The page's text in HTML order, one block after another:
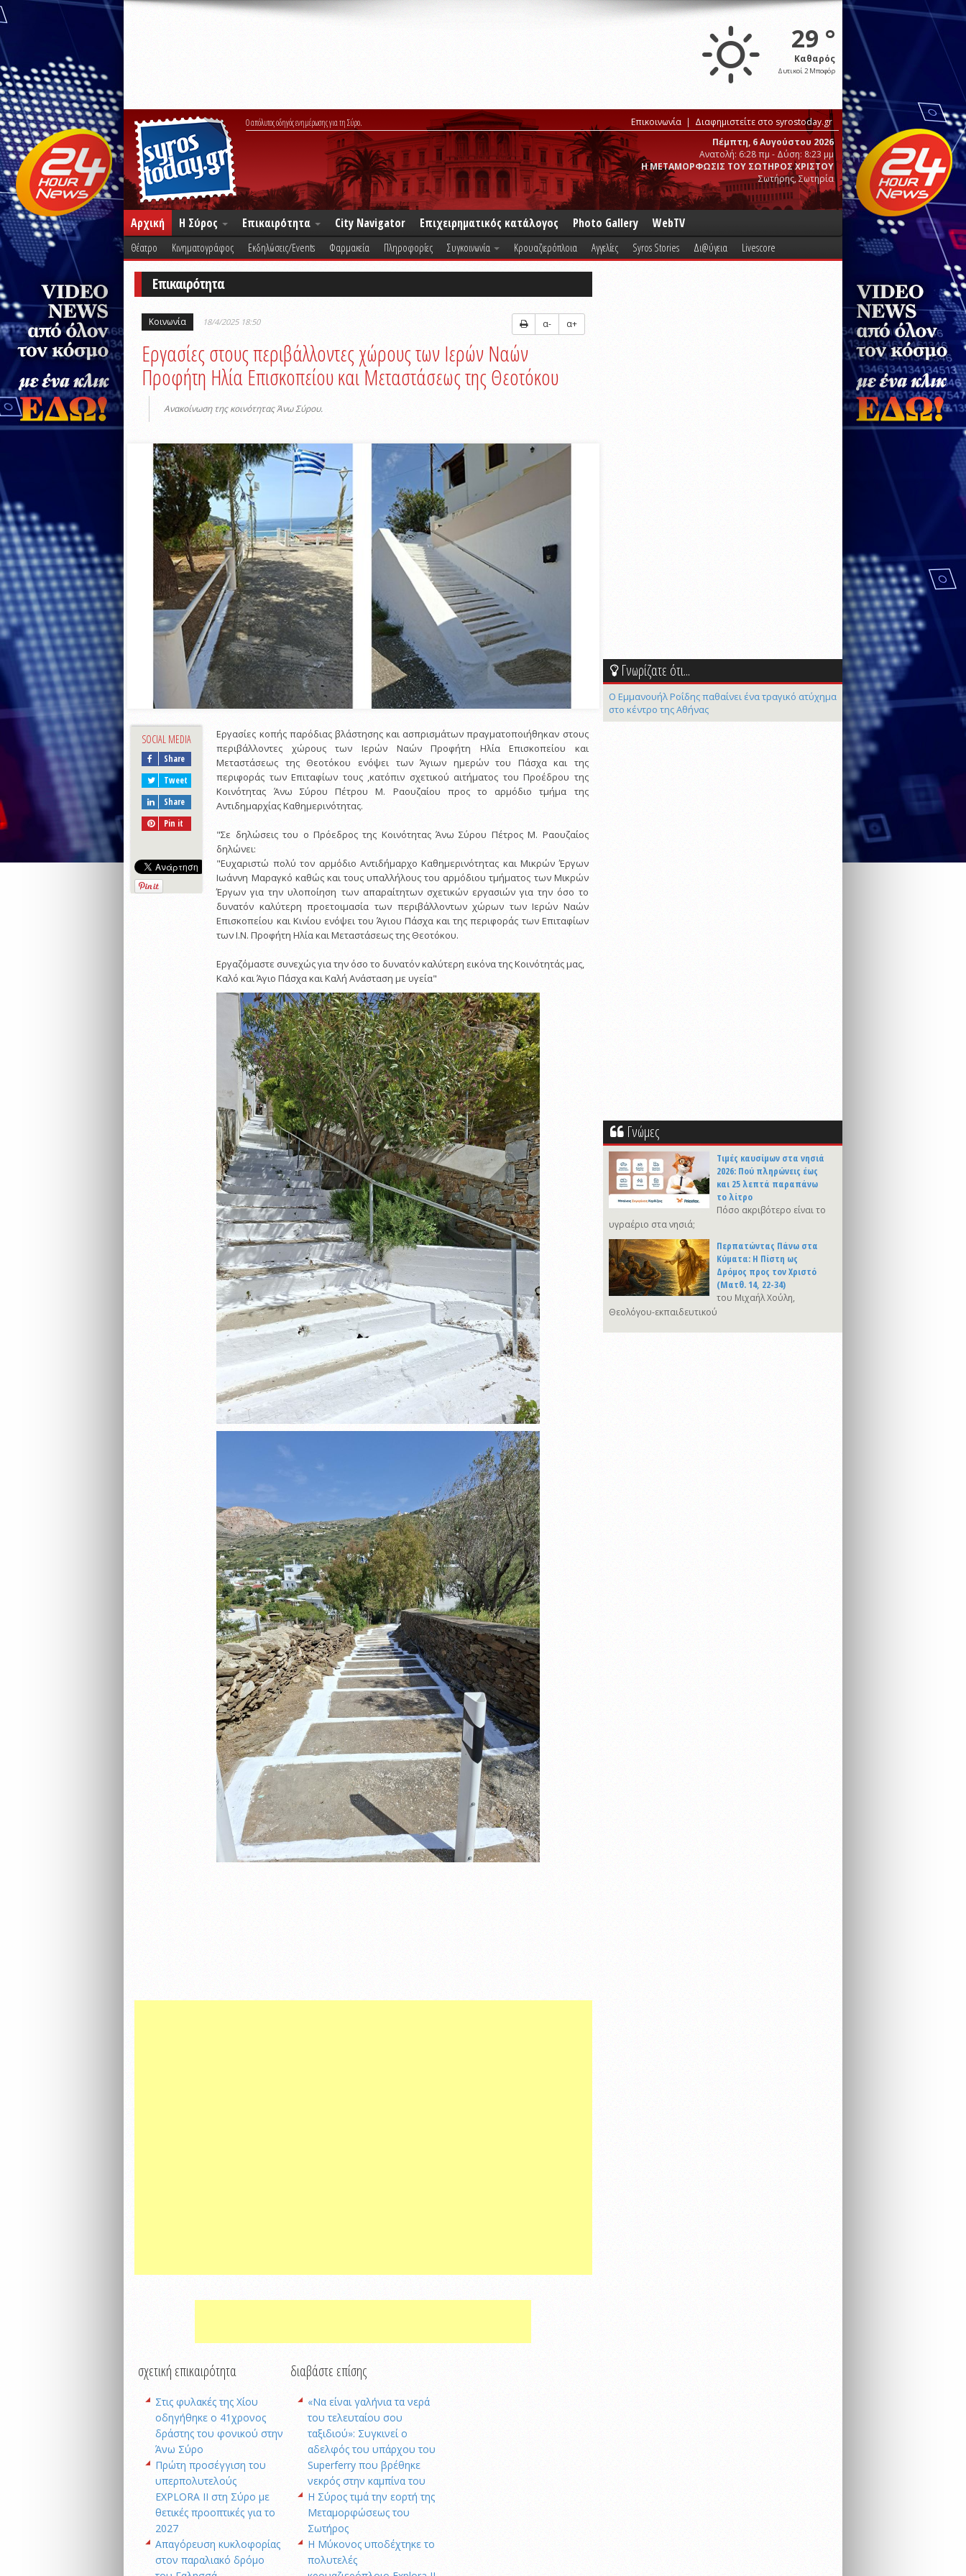
29 °
Καθαρός
Δυτικοί 2 Μποφόρ
Ο απόλυτος οδηγός ενημέρωσης για τη Σύρο. Επικοινωνία
Διαφημιστείτε στο syrostoday.gr
Πέμπτη, 6 Αυγούστου 2026
Ανατολή: 6:28 πμ - Δύση: 8:23 μμ
Η ΜΕΤΑΜΟΡΦΩΣΙΣ ΤΟΥ ΣΩΤΗΡΟΣ ΧΡΙΣΤΟΥ
Σωτήρης, Σωτηρία
Αρχική Η Σύρος Επικαιρότητα City Navigator Επιχειρηματικός κατάλογος Photo Gallery WebTV
Θέατρο Κινηματογράφος Εκδηλώσεις/Events Φαρμακεία Πληροφορίες Συγκοινωνία Κρουαζιερόπλοια Αγγελίες Syros Stories Δι@ύγεια Livescore
Επικαιρότητα
Κοινωνία 18/4/2025 18:50 α- α+
Εργασίες στους περιβάλλοντες χώρους των Ιερών Ναών
Προφήτη Ηλία Επισκοπείου και Μεταστάσεως της Θεοτόκου
Ανακοίνωση της κοινότητας Άνω Σύρου.
SOCIAL MEDIA
Share
Tweet
Share
Pin it
Εργασίες κοπής παρόδιας βλάστησης και ασπρισμάτων πραγματοποιήθηκαν στους
περιβάλλοντες χώρους των Ιερών Ναών Προφήτη Ηλία Επισκοπείου και
Μεταστάσεως της Θεοτόκου ενόψει των Άγιων ημερών του Πάσχα και της
περιφοράς των Επιταφίων τους ,κατόπιν σχετικού αιτήματος του Προέδρου της
Κοινότητας Άνω Σύρου Πέτρου Μ. Ραουζαίου προς το αρμόδιο τμήμα της
Αντιδημαρχίας Καθημερινότητας.
"Σε δηλώσεις του ο Πρόεδρος της Κοινότητας Άνω Σύρου Πέτρος Μ. Ραουζαίος
δηλώνει:
"Ευχαριστώ πολύ τον αρμόδιο Αντιδήμαρχο Καθημερινότητας και Μικρών Έργων
Ιωάννη Μαραγκό καθώς και τους υπαλλήλους του αρμόδιου τμήματος των Μικρών
Έργων για την υλοποίηση των απαραίτητων σχετικών εργασιών για την όσο το
δυνατόν καλύτερη προετοιμασία των περιβάλλοντων χώρων των Ιερών Ναών
Επισκοπείου και Κινίου ενόψει του Άγιου Πάσχα και της περιφοράς των Επιταφίων
των Ι.Ν. Προφήτη Ηλία και Μεταστάσεως της Θεοτόκου.
Εργαζόμαστε συνεχώς για την όσο το δυνατόν καλύτερη εικόνα της Κοινότητάς μας,
Καλό και Άγιο Πάσχα και Καλή Ανάσταση με υγεία"
σχετική επικαιρότητα
Στις φυλακές της Χίου
οδηγήθηκε ο 41χρονος
δράστης του φονικού στην
Άνω Σύρο
Πρώτη προσέγγιση του
υπερπολυτελούς
EXPLORA II στη Σύρο με
θετικές προοπτικές για το
2027
Απαγόρευση κυκλοφορίας
στον παραλιακό δρόμο
διαβάστε επίσης
«Να είναι γαλήνια τα νερά
του τελευταίου σου
ταξιδιού»: Συγκινεί ο
αδελφός του υπάρχου του
Superferry που βρέθηκε
νεκρός στην καμπίνα του
Η Σύρος τιμά την εορτή της
Μεταμορφώσεως του
Σωτήρος
Η Μύκονος υποδέχτηκε το
πολυτελές
Γνωρίζατε ότι...
Ο Εμμανουήλ Ροΐδης παθαίνει ένα τραγικό ατύχημα
στο κέντρο της Αθήνας
Γνώμες
Τιμές καυσίμων στα νησιά
2026: Πού πληρώνεις έως
και 25 λεπτά παραπάνω
το λίτρο
Πόσο ακριβότερο είναι το
υγραέριο στα νησιά;
Περπατώντας Πάνω στα
Κύματα: Η Πίστη ως
Δρόμος προς τον Χριστό
(Ματθ. 14, 22-34)
του Μιχαήλ Χούλη,
Θεολόγου-εκπαιδευτικού